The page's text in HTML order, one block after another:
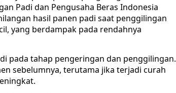
Padi dan Pengusaha Beras Indonesia
hasil panen padi saat penggilingan
yang berdampak pada rendahnya
pada tahap pengeringan dan penggilingan.
sebelumnya, terutama jika terjadi curah